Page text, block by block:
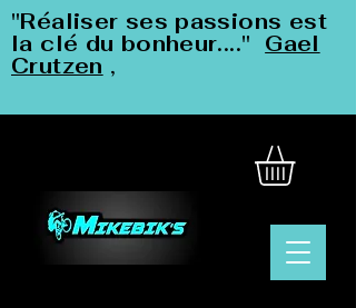
"Réaliser ses passions est
la clé du bonheur...." Gael
Crutzen ,